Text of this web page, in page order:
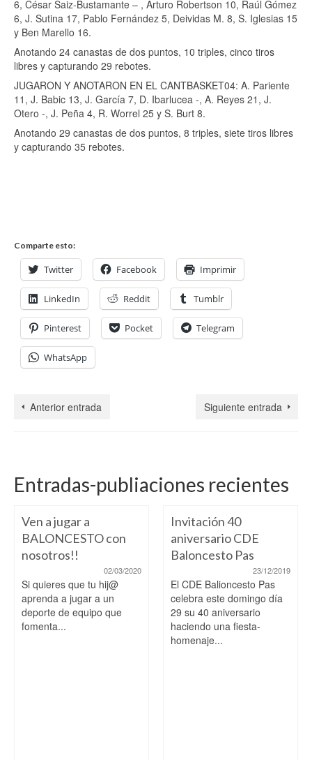
6, César Saiz-Bustamante – , Arturo Robertson 10, Raúl Gómez
6, J. Sutina 17, Pablo Fernández 5, Deividas M. 8, S. Iglesias 15
y Ben Marello 16.
Anotando 24 canastas de dos puntos, 10 triples, cinco tiros
libres y capturando 29 rebotes.
JUGARON Y ANOTARON EN EL CANTBASKET04: A. Pariente
11, J. Babic 13, J. García 7, D. Ibarlucea -, A. Reyes 21, J.
Otero -, J. Peña 4, R. Worrel 25 y S. Burt 8.
Anotando 29 canastas de dos puntos, 8 triples, siete tiros libres
y capturando 35 rebotes.
Comparte esto:
Twitter Facebook Imprimir
LinkedIn Reddit Tumblr
Pinterest Pocket Telegram
WhatsApp
Anterior entrada Siguiente entrada
Entradas-publiaciones recientes
Ven a jugar a
BALONCESTO con
nosotros!!
02/03/2020
Si quieres que tu hij@
aprenda a jugar a un
deporte de equipo que
fomenta...
Invitación 40
aniversario CDE
Baloncesto Pas
23/12/2019
El CDE Balioncesto Pas
celebra este domingo día
29 su 40 aniversario
haciendo una fiesta-
homenaje...